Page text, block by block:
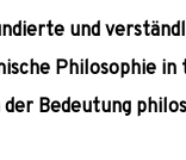
und
Philosophie
der Bedeutung